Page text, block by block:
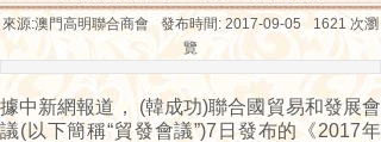
來源:澳門高明聯合商會 發布時間: 2017-09-05 1621 次瀏
覽
據中新網報道， (韓成功)聯合國貿易和發展會
議(以下簡稱“貿發會議”)7日發布的《2017年